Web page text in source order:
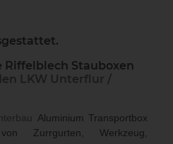
Stauboxen
LKW Unterflur /
Aluminium Transportbox
Zurrgurten, Werkzeug,